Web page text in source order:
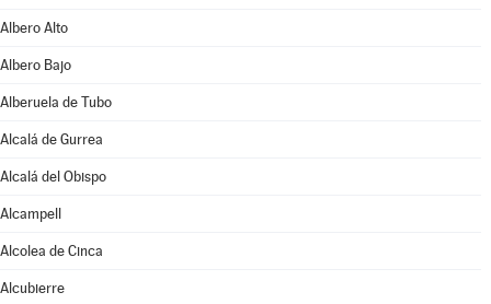
Albero Alto
Albero Bajo
Alberuela de Tubo
Alcalá de Gurrea
Alcalá del Obispo
Alcampell
Alcolea de Cinca
Alcubierre